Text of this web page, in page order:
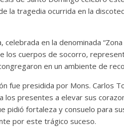
la tragedia ocurrida en la
celebrada en la denominada
los cuerpos de socorro,
en un ambiente de
fue presidida por Mons. Carlos
los presentes a elevar sus
pidió fortaleza y consuelo para
por este trágico suceso.